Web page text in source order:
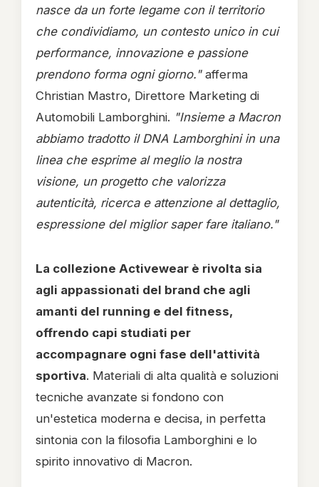
nasce da un forte legame con il territorio
che condividiamo, un contesto unico in cui
performance, innovazione e passione
prendono forma ogni giorno."afferma
Christian Mastro, Direttore Marketing di
Automobili Lamborghini. "Insieme a Macron
abbiamo tradotto il DNA Lamborghini in una
linea che esprime al meglio la nostra
visione, un progetto che valorizza
autenticità, ricerca e attenzione al dettaglio,
espressione del miglior saper fare italiano."
La collezione Activewear è rivolta sia
agli appassionati del brand che agli
amanti del running e del fitness,
offrendo capi studiati per
accompagnare ogni fase dell'attività
sportiva. Materiali di alta qualità e soluzioni
tecniche avanzate si fondono con
un'estetica moderna e decisa, in perfetta
sintonia con la filosofia Lamborghini e lo
spirito innovativo di Macron.